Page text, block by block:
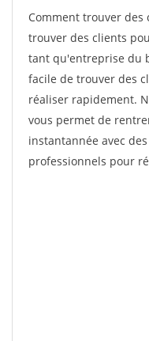
Comment trouver des
trouver des clients
tant qu'entreprise du
facile de trouver des
réaliser rapidement.
vous permet de
instantannée avec
professionnels pour